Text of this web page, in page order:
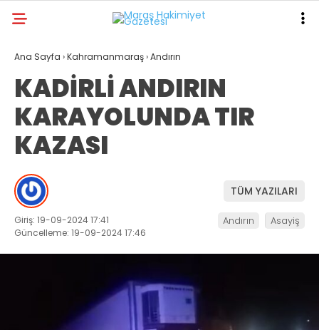
GALERİ VİDEO YAZARLAR
ANA SAYFA
KAHRAMANMARAŞ
GÜNDEM
EKONOMI
POLITIKA
Ana Sayfa ›Kahramanmaraş›Andırın
KADİRLİ ANDIRIN
KARAYOLUNDA TIR
KAZASI
TÜM YAZILARI
Giriş: 19-09-2024 17:41
Güncelleme: 19-09-2024 17:46
Andırın Asayiş